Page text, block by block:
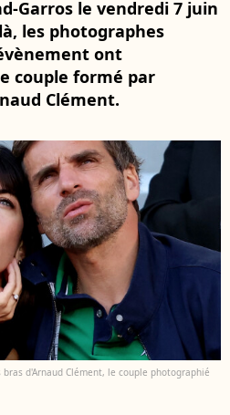
Garros le vendredi 7 juin
les photographes
ont
couple formé par
Clément.
bras d'Arnaud Clément, le couple photographié